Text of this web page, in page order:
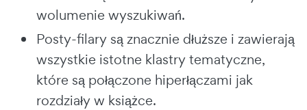
wolumenie wyszukiwań.
Posty-filary są znacznie dłuższe i zawierają
wszystkie istotne klastry tematyczne,
które są połączone hiperłączami jak
rozdziały w książce.